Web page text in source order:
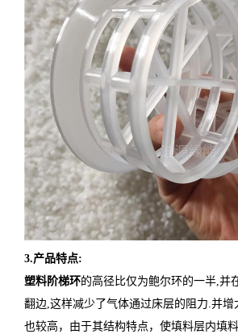
3.产品特点:
塑料阶梯环的高径比仅为鲍尔环的一半,并
翻边,这样减少了气体通过床层的阻力.并
也较高，由于其结构特点，使填料层内填